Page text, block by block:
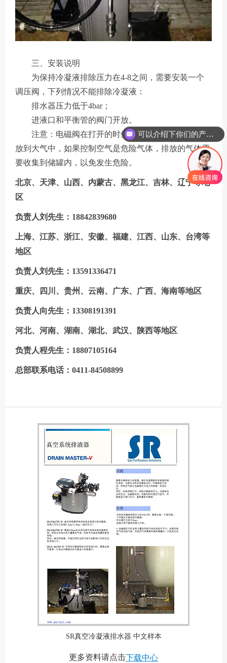
三、安装说明
为保持冷凝液排除压力在4-8之间，需要安装一个
调压阀，下列情况不能排除冷凝液：
排水器压力低于4bar；
进液口和平衡管的阀门开放。
注意：电磁阀在打开的时候会有少量的控制气体排
放到大气中，如果控制空气是危险气体，排放的气体需
要收集到储罐内，以免发生危险。
北京、天津、山西、内蒙古、黑龙江、吉林、辽宁等地
区
负责人刘先生：18842839680
上海、江苏、浙江、安徽、福建、江西、山东、台湾等
地区
负责人刘先生：13591336471
重庆、四川、贵州、云南、广东、广西、海南等地区
负责人向先生：13308191391
河北、 河南、湖南、湖北、武汉、陕西等地区
负责人程先生：18807105164
总部联系电话：0411-84508899
SR真空冷凝液排水器 中文样本
更多资料请点击下载中心
可以介绍下你们的产品么